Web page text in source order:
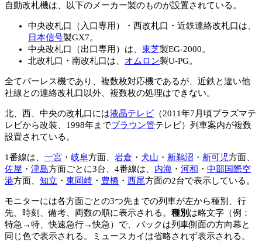
自動改札機は、以下のメーカー製のものが設置されている。
中央改札口（入口専用）・西改札口・近鉄連絡改札口は、
日本信号製GX7。
中央改札口（出口専用）は、 東芝製EG-2000。
北改札口・南改札口は、 オムロン製U-PG。
全てバーレス機であり、複数枚対応機であるが、近鉄と違い他
社線との連絡改札口以外、複数枚の処理はできない。
北、西、中央の改札口には液晶テレビ （2011年7月頃プラズマテ
レビから改装、1998年までブラウン管テレビ）列車案内が複数
設置されている。
1番線は、 一宮 ・ 岐阜方面、 岩倉 ・ 犬山 ・ 新鵜沼 ・ 新可児方面、
佐屋 ・ 津島方面ごとに3台、4番線は、 内海 ・ 河和 ・ 中部国際空
港方面、 知立 ・ 東岡崎 ・ 豊橋 ・ 西尾方面の2台で表示している。
モニターには各方面ごとの3つ先までの列車が左から種別、行
先、時刻、備考、両数の順に表示される。 種別 は略文字（例：
特急→特、快速急行→快急）で、バックは列車側面の方向幕と
同じ色で表示される。ミュースカイは省略されず表示される。